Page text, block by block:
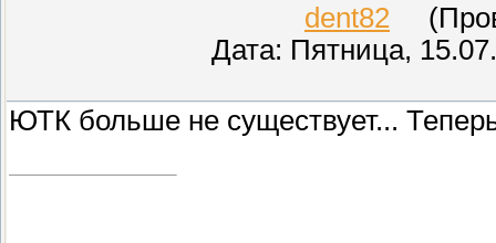
dent82
Дата: Пятница,
ЮТК больше не существует...